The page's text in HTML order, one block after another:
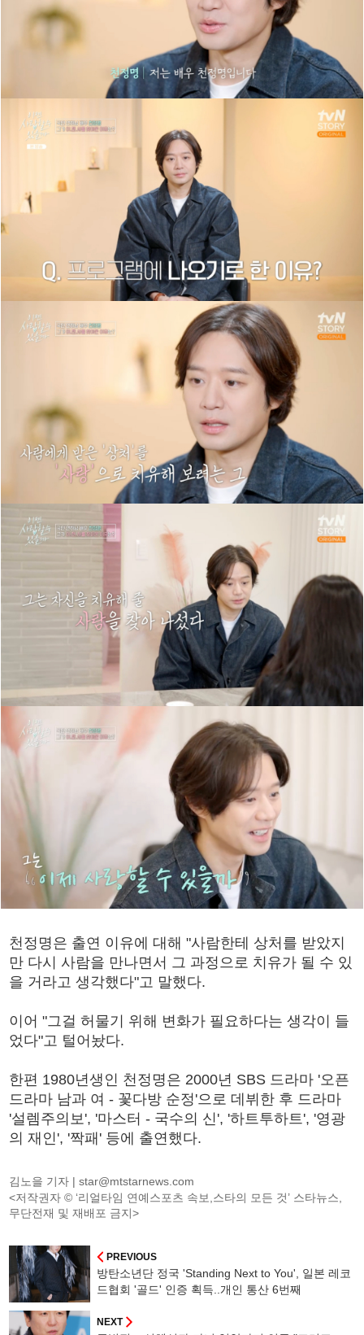
천정명은 출연 이유에 대해 "사람한테 상처를 받았지
만 다시 사람을 만나면서 그 과정으로 치유가 될 수 있
을 거라고 생각했다"고 말했다.
이어 "그걸 허물기 위해 변화가 필요하다는 생각이 들
었다"고 털어놨다.
한편 1980년생인 천정명은 2000년 SBS 드라마 '오픈
드라마 남과 여 - 꽃다방 순정'으로 데뷔한 후 드라마
'설렘주의보', '마스터 - 국수의 신', '하트투하트', '영광
의 재인', '짝패' 등에 출연했다.
김노을 기자 |star@mtstarnews.com
<저작권자 © ‘리얼타임 연예스포츠 속보,스타의 모든 것’ 스타뉴스,
무단전재 및 재배포 금지>
PREVIOUS
방탄소년단 정국 'Standing Next to You', 일본 레코
드협회 '골드' 인증 획득..개인 통산 6번째
NEXT